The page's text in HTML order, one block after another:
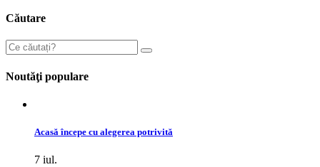
Căutare
Noutăţi populare
Acasă începe cu alegerea potrivită
7 iul.